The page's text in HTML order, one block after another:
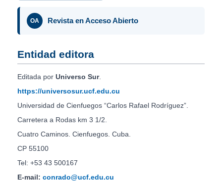
OA Revista en Acceso Abierto
Entidad editora
Editada por Universo Sur.
https://universosur.ucf.edu.cu
Universidad de Cienfuegos “Carlos Rafael Rodríguez”.
Carretera a Rodas km 3 1/2.
Cuatro Caminos. Cienfuegos. Cuba.
CP 55100
Tel: +53 43 500167
E-mail: conrado@ucf.edu.cu